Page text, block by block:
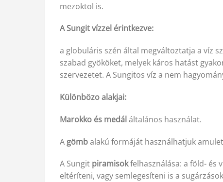
mezoktol is.
A Sungit vízzel érintkezve:
a globuláris szén által megváltoztatja a víz
szabad gyököket, melyek káros hatást
szervezetet. A Sungitos víz a nem
Különbözo alakjai:
Marokko és medál általános használat.
A gömbalakú formáját használhatjuk
A Sungit piramisokfelhasználása: a föld- és
eltéríteni, vagy semlegesíteni is a